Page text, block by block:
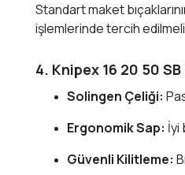
Standart maket
işlemlerinde tercih
4. Knipex 16 20 50
Solingen Çeliği:
Ergonomik Sap: İyi
Güvenli Kilitleme: